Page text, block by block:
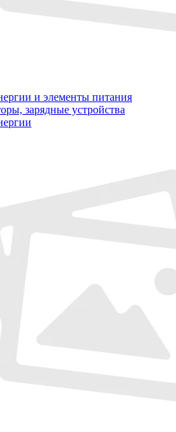
и элементы питания
зарядные устройства